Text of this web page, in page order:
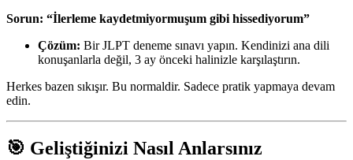
Sorun: “İlerleme kaydetmiyormuşum gibi hissediyorum”
Çözüm: Bir JLPT deneme sınavı yapın. Kendinizi ana dili
konuşanlarla değil, 3 ay önceki halinizle karşılaştırın.
Herkes bazen sıkışır. Bu normaldir. Sadece pratik yapmaya devam
edin.
🎯 Geliştiğinizi Nasıl Anlarsınız